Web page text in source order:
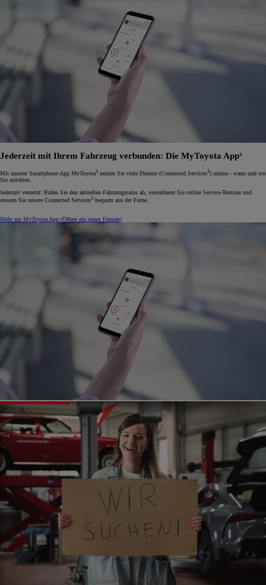
Jederzeit mit Ihrem Fahrzeug verbunden: Die MyToyota App³
Mit unserer Smartphone-App MyToyota3 nutzen Sie viele Dienste (Connected Services3) online - wann und wo
Sie möchten.
Jederzeit vernetzt: Rufen Sie den aktuellen Fahrzeugstatus ab, vereinbaren Sie online Service-Termine und
steuern Sie unsere Connected Services3 bequem aus der Ferne.
Mehr zur MyToyota App (Öffnet ein neues Fenster)